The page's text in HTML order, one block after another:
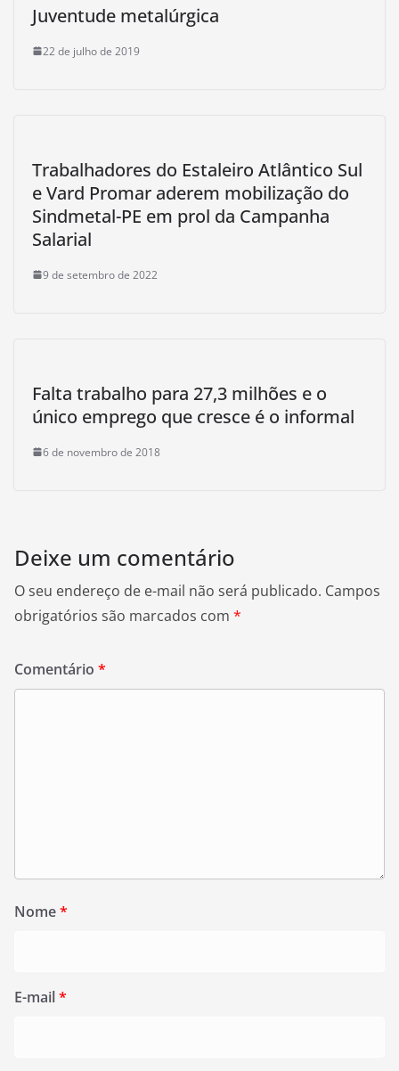
Juventude metalúrgica
22 de julho de 2019
Trabalhadores do Estaleiro Atlântico Sul
e Vard Promar aderem mobilização do
Sindmetal-PE em prol da Campanha
Salarial
9 de setembro de 2022
Falta trabalho para 27,3 milhões e o
único emprego que cresce é o informal
6 de novembro de 2018
Deixe um comentário
O seu endereço de e-mail não será publicado. Campos
obrigatórios são marcados com *
Comentário *
Nome*
E-mail*